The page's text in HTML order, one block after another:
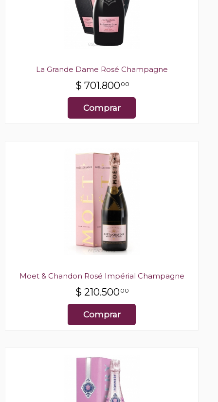
La Grande Dame Rosé Champagne
$ 701.80000
Comprar
Moet & Chandon Rosé Impérial Champagne
$ 210.50000
Comprar